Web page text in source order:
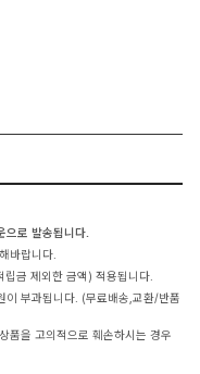
으로 발송됩니다.
바랍니다.
금 제외한 금액) 적용됩니다.
부과됩니다. (무료배송,교환/반품
품을 고의적으로 훼손하시는 경우